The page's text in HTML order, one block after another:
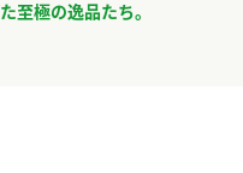
至極の逸品たち。